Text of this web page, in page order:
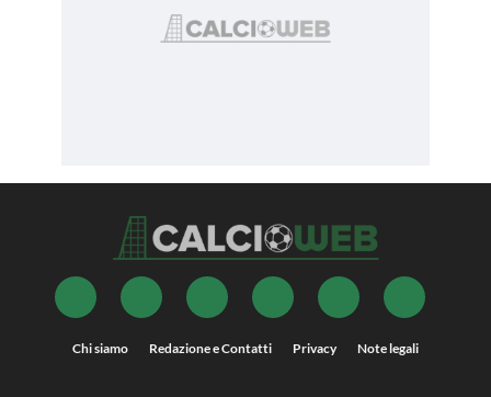
Chi siamo Redazione e Contatti Privacy Note legali